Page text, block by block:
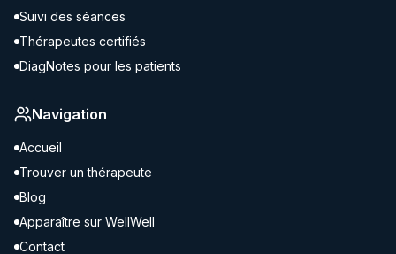
Suivi des séances
Thérapeutes certifiés
DiagNotes pour les patients
Navigation
Accueil
Trouver un thérapeute
Blog
Apparaître sur WellWell
Contact